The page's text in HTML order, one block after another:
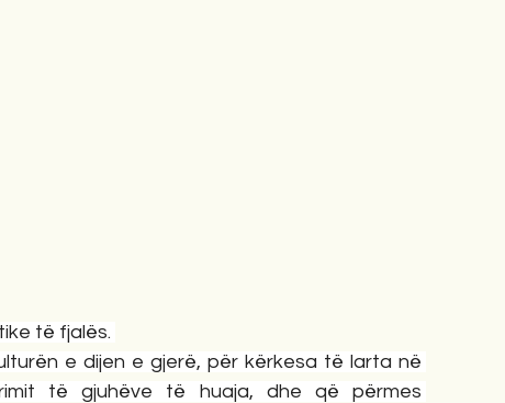
të fjalës.
e dijen e gjerë, për kërkesa të larta në
të gjuhëve të huaja, dhe që përmes